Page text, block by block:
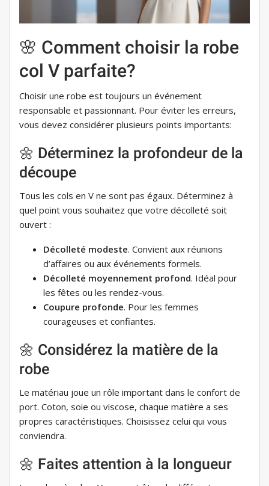
🌸 Comment choisir la robe
col V parfaite?
Choisir une robe est toujours un événement
responsable et passionnant. Pour éviter les erreurs,
vous devez considérer plusieurs points importants:
🌼 Déterminez la profondeur de la
découpe
Tous les cols en V ne sont pas égaux. Déterminez à
quel point vous souhaitez que votre décolleté soit
ouvert :
Décolleté modeste. Convient aux réunions
d’affaires ou aux événements formels.
Décolleté moyennement profond. Idéal pour
les fêtes ou les rendez-vous.
Coupure profonde. Pour les femmes
courageuses et confiantes.
🌼 Considérez la matière de la
robe
Le matériau joue un rôle important dans le confort de
port. Coton, soie ou viscose, chaque matière a ses
propres caractéristiques. Choisissez celui qui vous
conviendra.
🌼 Faites attention à la longueur